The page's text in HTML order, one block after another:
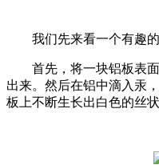
我们先来看一个有趣的
首先，将一块铝板表
出来。然后在铝中滴入汞
板上不断生长出白色的丝